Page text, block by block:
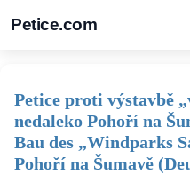
Petice.com
Petice proti výstavbě
nedaleko Pohoří na
Bau des „Windparks
Pohoří na Šumavě